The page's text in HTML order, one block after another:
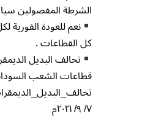
الشرطة المفصولين
نعم للعودة
كل القطاعات .
تحالف البديل
قطاعات الشعب
٧/ ٩/ ٢٠٢١م